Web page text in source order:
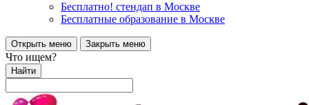
Бесплатно! стендап в Москве
Бесплатные образование в Москве
Открыть меню Закрыть меню
Что ищем?
Найти